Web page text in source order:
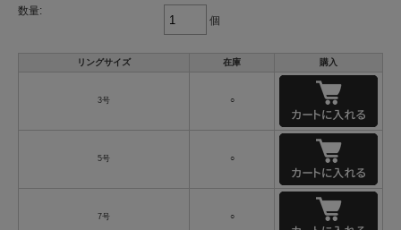
数量:
個
リングサイズ 在庫 購入
3号 ○
5号 ○
7号 ○